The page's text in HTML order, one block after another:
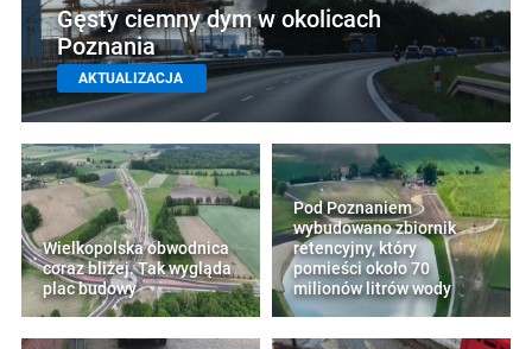
Gęsty ciemny dym w okolicach
Poznania
AKTUALIZACJA
Wielkopolska obwodnica
coraz bliżej. Tak wygląda
plac budowy
Pod Poznaniem
wybudowano zbiornik
retencyjny, który
pomieści około 70
milionów litrów wody